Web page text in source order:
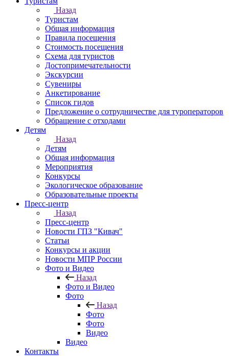
Назад
Туристам
Общая информация
Правила посещения
Стоимость посещения
Схема для туристов
Достопримечательности
Экскурсии
Сувениры
Анкетирование
Список гидов
Предложение о сотрудничестве для туроператоров
Обращение с отходами
Детям
Назад
Детям
Общая информация
Мероприятия
Конкурсы
Экологическое образование
Образовательные проекты
Пресс-центр
Назад
Пресс-центр
Новости ГПЗ "Кивач"
Статьи
Конкурсы и акции
Новости МПР России
Фото и Видео
Назад
Фото и Видео
Фото
Назад
Фото
Фото
Видео
Видео
Контакты